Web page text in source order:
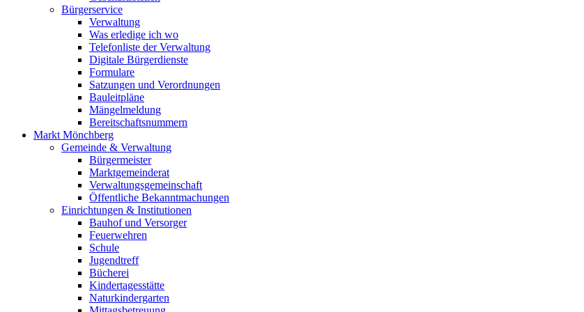
Bürgerservice
Verwaltung
Was erledige ich wo
Telefonliste der Verwaltung
Digitale Bürgerdienste
Formulare
Satzungen und Verordnungen
Bauleitpläne
Mängelmeldung
Bereitschaftsnummern
Markt Mönchberg
Gemeinde & Verwaltung
Bürgermeister
Marktgemeinderat
Verwaltungsgemeinschaft
Öffentliche Bekanntmachungen
Einrichtungen & Institutionen
Bauhof und Versorger
Feuerwehren
Schule
Jugendtreff
Bücherei
Kindertagesstätte
Naturkindergarten